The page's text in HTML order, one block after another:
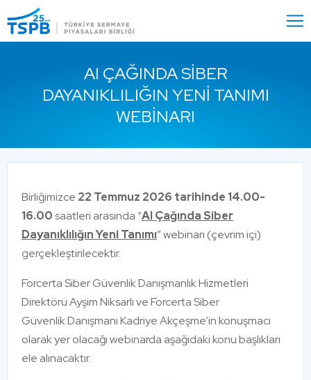
Close
AI ÇAĞINDA SIBER
DAYANIKLILIĞIN YENI TANIMI
WEBINARI
Birliğimizce 22 Temmuz 2026 tarihinde 14.00-
16.00saatleri arasında “AI Çağında Siber
Dayanıklılığın Yeni Tanımı” webinarı (çevrim içi)
gerçekleştirilecektir.
Forcerta Siber Güvenlik Danışmanlık Hizmetleri
Direktörü Ayşim Niksarlı ve Forcerta Siber
Güvenlik Danışmanı Kadriye Akçeşme’in konuşmacı
olarak yer olacağı webinarda aşağıdaki konu başlıkları
ele alınacaktır.